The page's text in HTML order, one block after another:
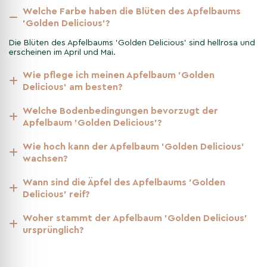
Boden. Stellen Sie sicher, dass der Baum genügend Platz zum
Wachsen hat, und gießen Sie regelmäßig, besonders in den
zusätzlich erleichtern.
Pflege und Wartung des
Der Apfelbaum 'Golden Delicious' ist pflegeleicht und erfordert
gelegentliche Düngung im Frühjahr fördert ein gesundes
Wachstum und eine reiche Ernte. Achten Sie darauf,
'Golden Delicious' im
Jahresverlauf
Welche Farbe haben die Blüten des Apfelbaums
'Golden Delicious'?
Die Blüten des Apfelbaums 'Golden Delicious' sind hellrosa und
erscheinen im April und Mai.
Wie pflege ich meinen Apfelbaum 'Golden
Delicious' am besten?
Welche Bodenbedingungen bevorzugt der
Apfelbaum 'Golden Delicious'?
Wie hoch kann der Apfelbaum 'Golden Delicious'
wachsen?
Wann sind die Äpfel des Apfelbaums 'Golden
Delicious' reif?
Woher stammt der Apfelbaum 'Golden Delicious'
ursprünglich?